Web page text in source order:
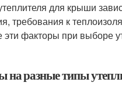
для крыши
требования к
факторы при выборе
на разные типы